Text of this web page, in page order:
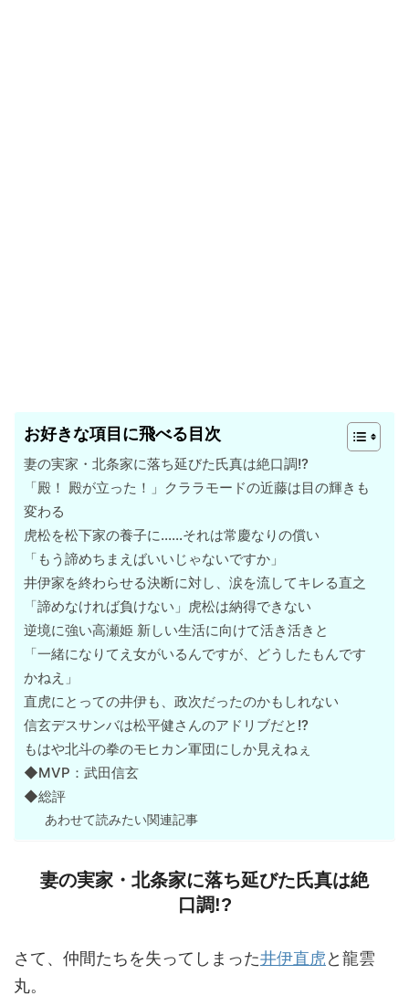
お好きな項目に飛べる目次
妻の実家・北条家に落ち延びた氏真は絶口調!?
「殿！ 殿が立った！」クララモードの近藤は目の輝きも
変わる
虎松を松下家の養子に……それは常慶なりの償い
「もう諦めちまえばいいじゃないですか」
井伊家を終わらせる決断に対し、涙を流してキレる直之
「諦めなければ負けない」虎松は納得できない
逆境に強い高瀬姫 新しい生活に向けて活き活きと
「一緒になりてえ女がいるんですが、どうしたもんです
かねえ」
直虎にとっての井伊も、政次だったのかもしれない
信玄デスサンバは松平健さんのアドリブだと!?
もはや北斗の拳のモヒカン軍団にしか見えねぇ
◆MVP：武田信玄
◆総評
あわせて読みたい関連記事
妻の実家・北条家に落ち延びた氏真は絶
口調!?
さて、仲間たちを失ってしまった井伊直虎と龍雲
丸。